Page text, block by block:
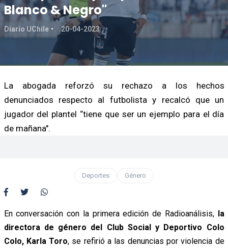
Blanco & Negro"
Diario UChile 20-04-2023
La abogada reforzó su rechazo a los hechos
denunciados respecto al futbolista y recalcó que un
jugador del plantel “tiene que ser un ejemplo para el día
de mañana".
Deportes Género
En conversación con la primera edición de Radioanálisis, la
directora de género del Club Social y Deportivo Colo
Colo, Karla Toro, se refirió a las denuncias por violencia de